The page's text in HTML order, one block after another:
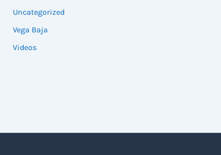
Uncategorized
Vega Baja
Videos